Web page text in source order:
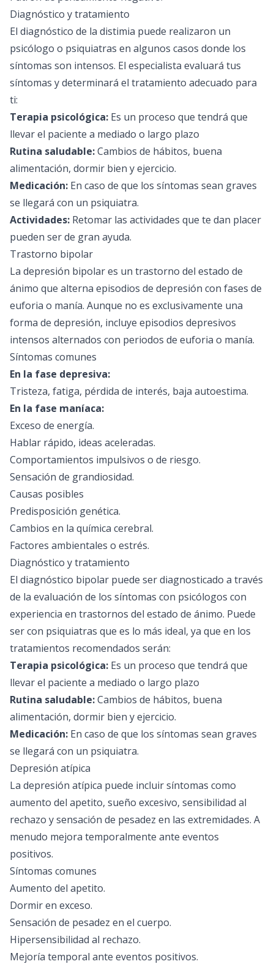
Diagnóstico y tratamiento
El diagnóstico de la distimia puede realizaron un
psicólogo o psiquiatras en algunos casos donde los
síntomas son intensos. El especialista evaluará tus
síntomas y determinará el tratamiento adecuado para
ti:
Terapia psicológica: Es un proceso que tendrá que
llevar el paciente a mediado o largo plazo
Rutina saludable:Cambios de hábitos, buena
alimentación, dormir bien y ejercicio.
Medicación: En caso de que los síntomas sean graves
se llegará con un psiquiatra.
Actividades: Retomar las actividades que te dan placer
pueden ser de gran ayuda.
Trastorno bipolar
La depresión bipolar es un trastorno del estado de
ánimo que alterna episodios de depresión con fases de
euforia o manía. Aunque no es exclusivamente una
forma de depresión, incluye episodios depresivos
intensos alternados con periodos de euforia o manía.
Síntomas comunes
En la fase depresiva:
Tristeza, fatiga, pérdida de interés, baja autoestima.
En la fase maníaca:
Exceso de energía.
Hablar rápido, ideas aceleradas.
Comportamientos impulsivos o de riesgo.
Sensación de grandiosidad.
Causas posibles
Predisposición genética.
Cambios en la química cerebral.
Factores ambientales o estrés.
Diagnóstico y tratamiento
El diagnóstico bipolar puede ser diagnosticado a través
de la evaluación de los síntomas con psicólogos con
experiencia en trastornos del estado de ánimo. Puede
ser con psiquiatras que es lo más ideal, ya que en los
tratamientos recomendados serán:
Terapia psicológica: Es un proceso que tendrá que
llevar el paciente a mediado o largo plazo
Rutina saludable:Cambios de hábitos, buena
alimentación, dormir bien y ejercicio.
Medicación: En caso de que los síntomas sean graves
se llegará con un psiquiatra.
Depresión atípica
La depresión atípica puede incluir síntomas como
aumento del apetito, sueño excesivo, sensibilidad al
rechazo y sensación de pesadez en las extremidades. A
menudo mejora temporalmente ante eventos
positivos.
Síntomas comunes
Aumento del apetito.
Dormir en exceso.
Sensación de pesadez en el cuerpo.
Hipersensibilidad al rechazo.
Mejoría temporal ante eventos positivos.